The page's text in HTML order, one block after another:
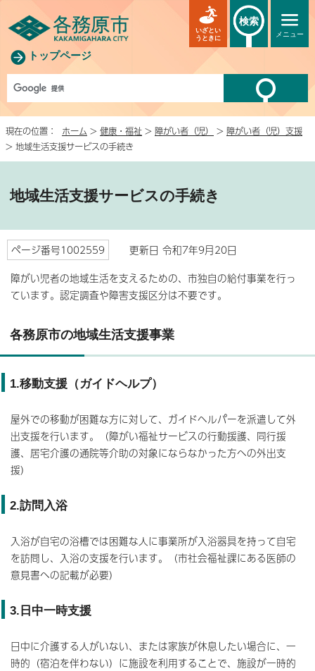
トップページ
メニュー
いざとい
うときに
検索
現在の位置： ホーム > 健康・福祉 > 障がい者（児） > 障がい者（児）支援
> 地域生活支援サービスの手続き
地域生活支援サービスの手続き
ページ番号1002559
更新日 令和7年9月20日
障がい児者の地域生活を支えるための、市独自の給付事業を行っ
ています。認定調査や障害支援区分は不要です。
各務原市の地域生活支援事業
1.移動支援（ガイドヘルプ）
屋外での移動が困難な方に対して、ガイドヘルパーを派遣して外
出支援を行います。（障がい福祉サービスの行動援護、同行援
護、居宅介護の通院等介助の対象にならなかった方への外出支
援）
2.訪問入浴
入浴が自宅の浴槽では困難な人に事業所が入浴器具を持って自宅
を訪問し、入浴の支援を行います。（市社会福祉課にある医師の
意見書への記載が必要）
3.日中一時支援
日中に介護する人がいない、または家族が休息したい場合に、一
時的（宿泊を伴わない）に施設を利用することで、施設が一時的